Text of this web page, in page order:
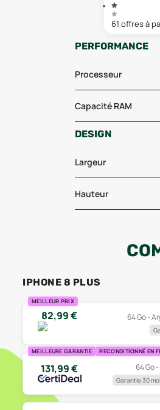
61 offresà
PERFORMANCE
Processeur
Capacité RAM
DESIGN
Largeur
Hauteur
IPHONE 8 PLUS
MEILLEUR PRIX
82,99€ 64 Go -
MEILLEURE GARANTIE RECONDITIONNÉ EN
131,99€ 64 Go
Garantie 30